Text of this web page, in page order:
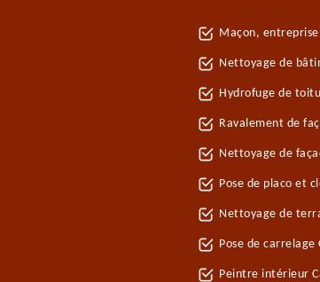
Maçon,
Nettoyage de
Hydrofuge de
Ravalement de
Nettoyage de
Pose de placo et
Nettoyage de
Pose de carrelage
Peintre intérieur